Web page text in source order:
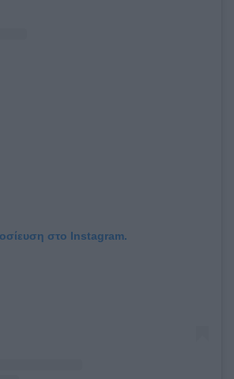
στο Instagram.